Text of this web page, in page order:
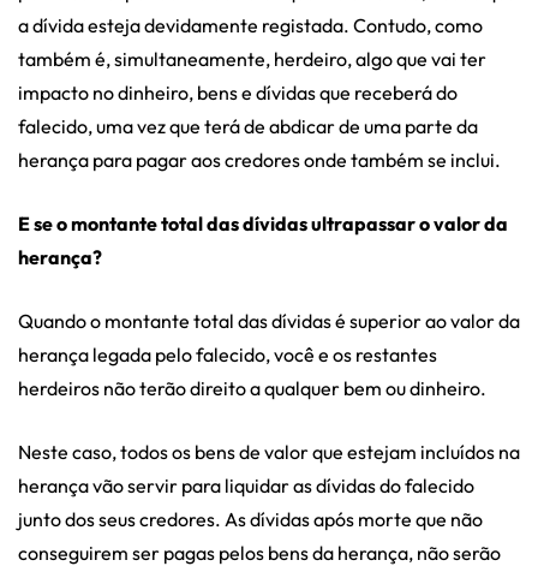
a dívida esteja devidamente registada. Contudo, como
também é, simultaneamente, herdeiro, algo que vai ter
impacto no dinheiro, bens e dívidas que receberá do
falecido, uma vez que terá de abdicar de uma parte da
herança para pagar aos credores onde também se inclui.
E se o montante total das dívidas ultrapassar o valor da
herança?
Quando o montante total das dívidas é superior ao valor da
herança legada pelo falecido, você e os restantes
herdeiros não terão direito a qualquer bem ou dinheiro.
Neste caso, todos os bens de valor que estejam incluídos na
herança vão servir para liquidar as dívidas do falecido
junto dos seus credores. As dívidas após morte que não
conseguirem ser pagas pelos bens da herança, não serão